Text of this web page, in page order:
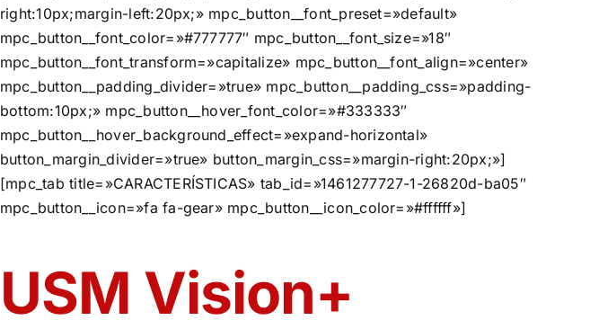
right:10px;margin-left:20px;» mpc_button__font_preset=»default»
mpc_button__font_color=»#777777″ mpc_button__font_size=»18″
mpc_button__font_transform=»capitalize» mpc_button__font_align=»center»
mpc_button__padding_divider=»true» mpc_button__padding_css=»padding-
bottom:10px;» mpc_button__hover_font_color=»#333333″
mpc_button__hover_background_effect=»expand-horizontal»
button_margin_divider=»true» button_margin_css=»margin-right:20px;»]
[mpc_tab title=»CARACTERÍSTICAS» tab_id=»1461277727-1-26820d-ba05″
mpc_button__icon=»fa fa-gear» mpc_button__icon_color=»#ffffff»]
USM Vision+